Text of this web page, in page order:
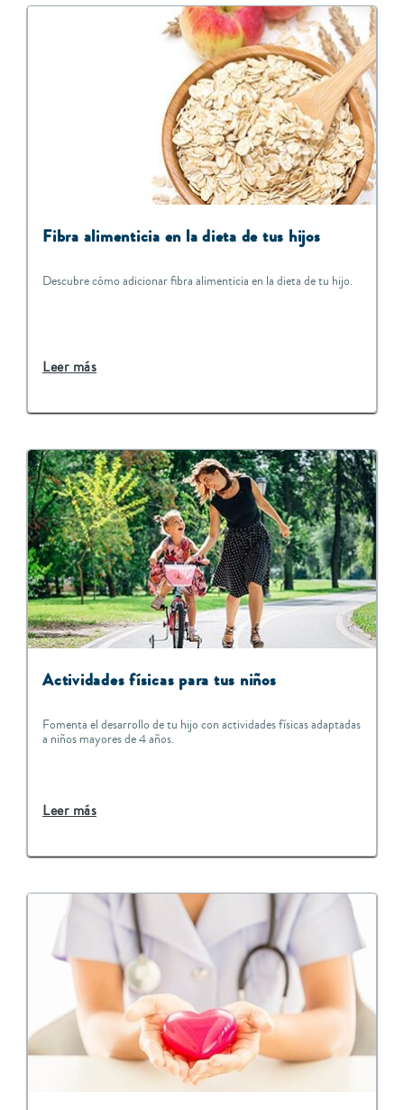
Fibra alimenticia en la dieta de tus hijos
Descubre cómo adicionar fibra alimenticia en la dieta de tu hijo.
Leer más
Actividades físicas para tus niños
Fomenta el desarrollo de tu hijo con actividades físicas adaptadas
a niños mayores de 4 años.
Leer más